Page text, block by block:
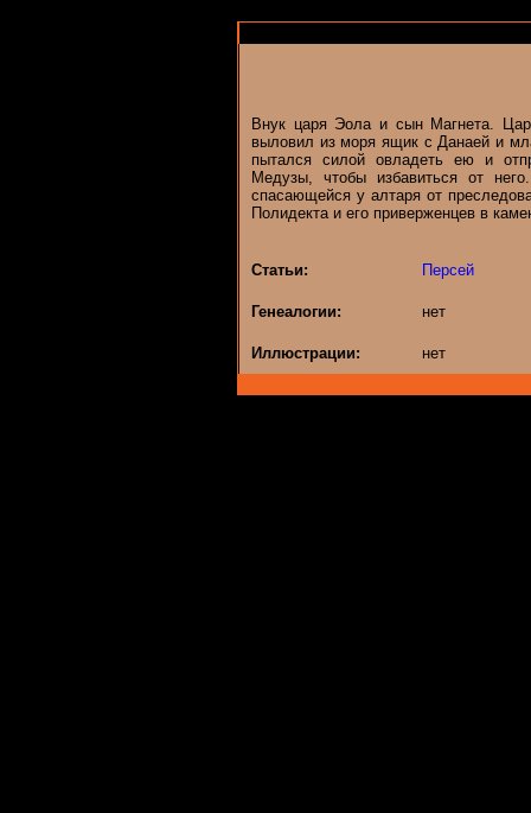
Внук царя Эола и сын Магнета.
выловил из моря ящик с Данаей и
пытался силой овладеть ею и
Медузы, чтобы избавиться от
спасающейся у алтаря от
Полидекта и его приверженцев в
Статьи: Персей
Генеалогии: нет
Иллюстрации: нет